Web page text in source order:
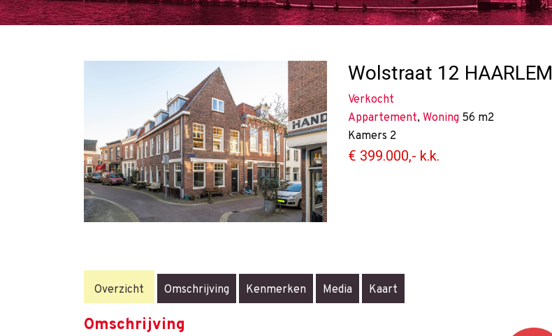
Wolstraat 12 HAARLEM
Verkocht
Appartement, Woning 56 m2
Kamers 2
€ 399.000,- k.k.
Overzicht Omschrijving Kenmerken Media Kaart
Omschrijving